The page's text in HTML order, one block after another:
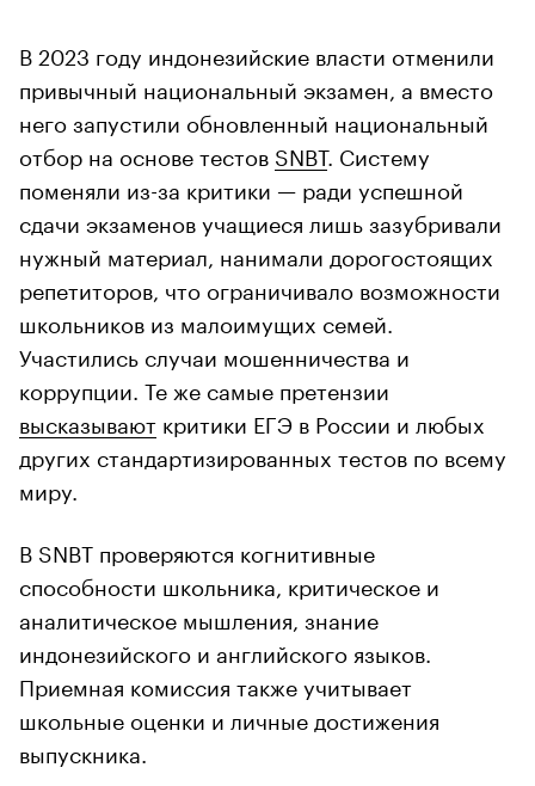
В 2023 году индонезийские власти отменили
привычный национальный экзамен, а вместо
него запустили обновленный национальный
отбор на основе тестов SNBT. Систему
поменяли из-за критики — ради успешной
сдачи экзаменов учащиеся лишь зазубривали
нужный материал, нанимали дорогостоящих
репетиторов, что ограничивало возможности
школьников из малоимущих семей.
Участились случаи мошенничества и
коррупции. Те же самые претензии
высказывают критики ЕГЭ в России и любых
других стандартизированных тестов по всему
миру.
В SNBT проверяются когнитивные
способности школьника, критическое и
аналитическое мышления, знание
индонезийского и английского языков.
Приемная комиссия также учитывает
школьные оценки и личные достижения
выпускника.